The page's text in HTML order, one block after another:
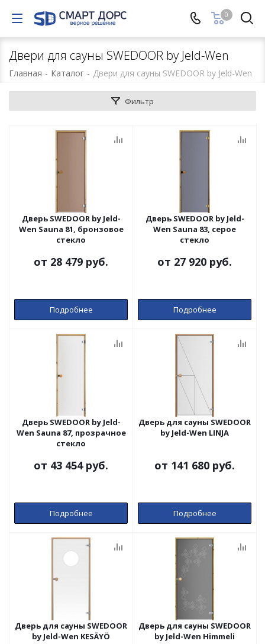
0
Двери для сауны SWEDOOR by Jeld-Wen
Главная - Каталог - Двери для сауны SWEDOOR by Jeld-Wen
Фильтр
Дверь SWEDOOR by Jeld-
Wen Sauna 81, бронзовое
стекло
от 28 479 руб.
Подробнее
Дверь SWEDOOR by Jeld-
Wen Sauna 83, серое
стекло
от 27 920 руб.
Подробнее
Дверь SWEDOOR by Jeld-
Wen Sauna 87, прозрачное
стекло
от 43 454 руб.
Подробнее
Дверь для сауны SWEDOOR
by Jeld-Wen LINJA
от 141 680 руб.
Подробнее
Дверь для сауны SWEDOOR
by Jeld-Wen KESÄYÖ
Дверь для сауны SWEDOOR
by Jeld-Wen Himmeli